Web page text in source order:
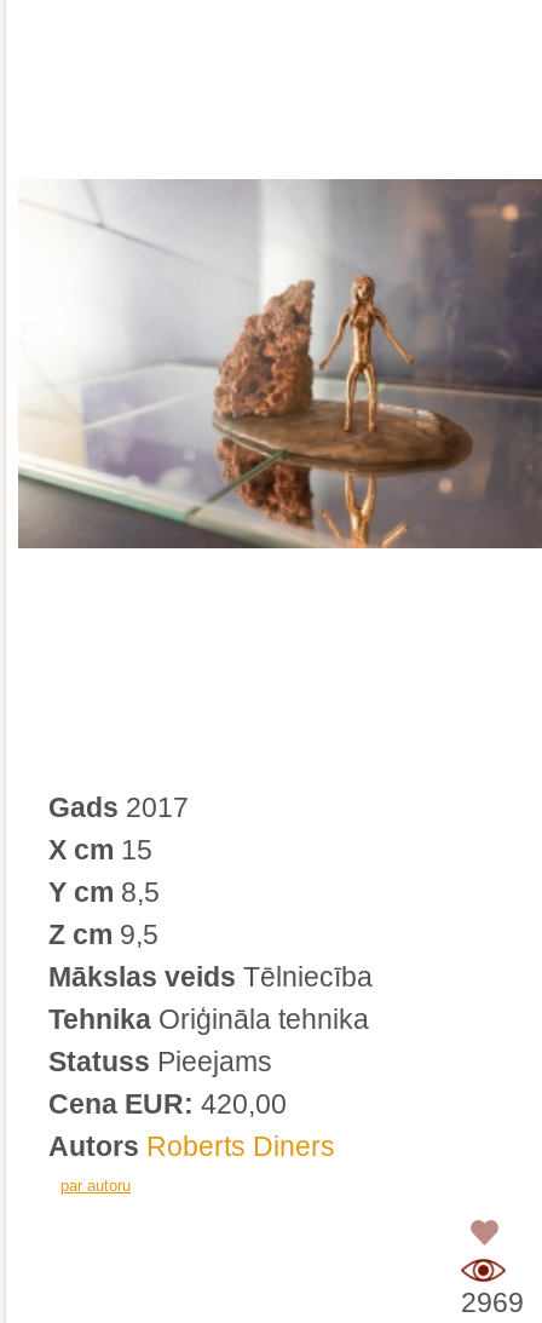
Gads 2017
X cm 15
Y cm 8,5
Z cm 9,5
Mākslas veids Tēlniecība
Tehnika Oriģināla tehnika
Statuss Pieejams
Cena EUR: 420,00
Autors Roberts Diners
par autoru
2969